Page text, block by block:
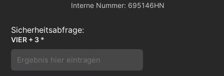
Interne Nummer: 695146HN
VIER + 3 *